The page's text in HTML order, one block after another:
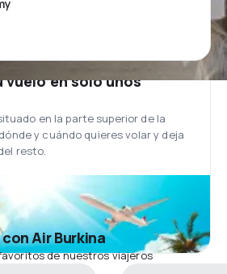
vuelo en solo unos
en la parte superior de la
y cuándo quieres volar y deja
resto.
Air Burkina
de nuestros viajeros